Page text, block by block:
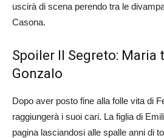
uscirà di scena perendo tra le
Casona.
Spoiler Il Segreto: Maria
Gonzalo
Dopo aver posto fine alla folle vita di
raggiungerà i suoi cari. La figlia di
pagina lasciandosi alle spalle anni di